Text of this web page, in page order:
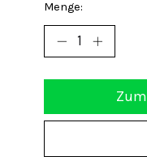
Menge: